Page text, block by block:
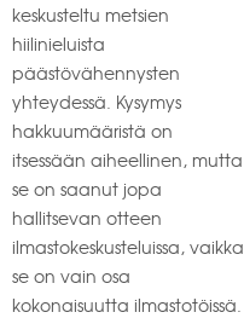
keskusteltu metsien
hiilinieluista
päästövähennysten
yhteydessä. Kysymys
hakkuumääristä on
itsessään aiheellinen, mutta
se on saanut jopa
hallitsevan otteen
ilmastokeskusteluissa, vaikka
se on vain osa
kokonaisuutta ilmastotöissä.